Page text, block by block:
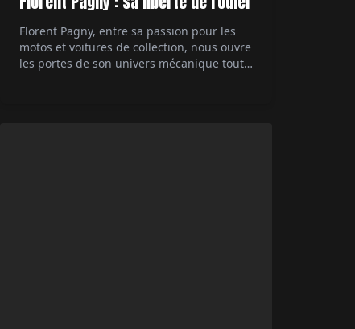
Florent Pagny, entre sa passion pour les
motos et voitures de collection, nous ouvre
les portes de son univers mécanique tout